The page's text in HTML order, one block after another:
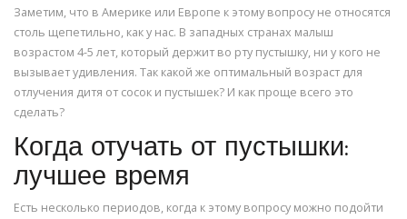
Заметим, что в Америке или Европе к этому вопросу не относятся
столь щепетильно, как у нас. В западных странах малыш
возрастом 4-5 лет, который держит во рту пустышку, ни у кого не
вызывает удивления. Так какой же оптимальный возраст для
отлучения дитя от сосок и пустышек? И как проще всего это
сделать?
Когда отучать от пустышки:
лучшее время
Есть несколько периодов, когда к этому вопросу можно подойти